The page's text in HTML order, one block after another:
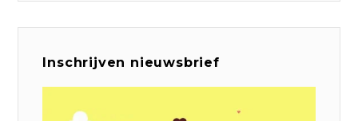
Inschrijven nieuwsbrief